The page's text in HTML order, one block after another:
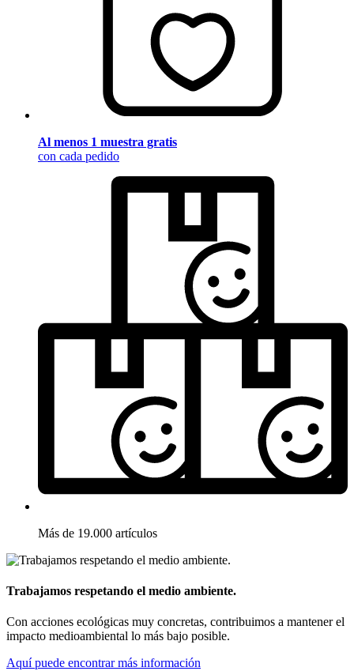
Al menos 1 muestra gratis
con cada pedido
Más de 19.000 artículos
Trabajamos respetando el medio ambiente.
Con acciones ecológicas muy concretas, contribuimos a mantener el
impacto medioambiental lo más bajo posible.
Aquí puede encontrar más información